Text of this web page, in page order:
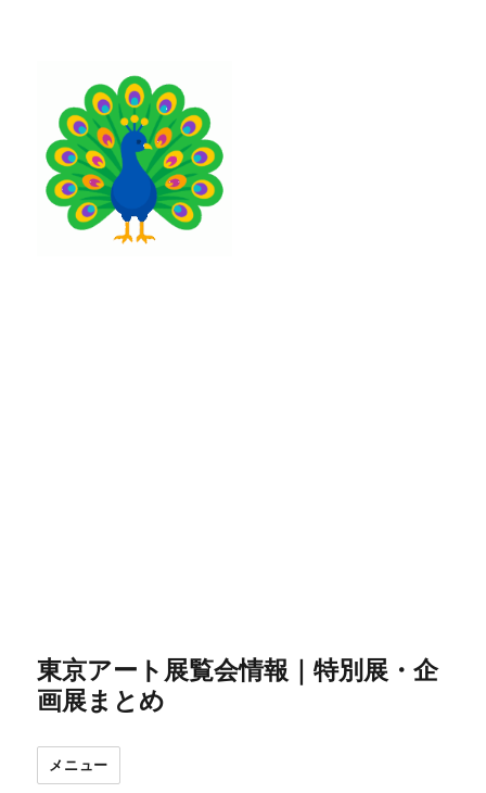
東京アート展覧会情報｜特別展・企
画展まとめ
メニュー